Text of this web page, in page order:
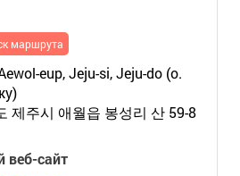
маршрута
eup, Jeju-si, Jeju-do (о.
제주시 애월읍 봉성리 산 59-8
сайт